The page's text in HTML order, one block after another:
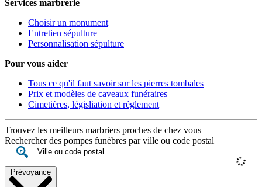
Services marbrerie
Choisir un monument
Entretien sépulture
Personnalisation sépulture
Pour vous aider
Tous ce qu'il faut savoir sur les pierres tombales
Prix et modèles de caveaux funéraires
Cimetières, législiation et réglement
Trouvez les meilleurs marbriers proches de chez vous
Rechercher des pompes funèbres par ville ou code postal
Prévoyance